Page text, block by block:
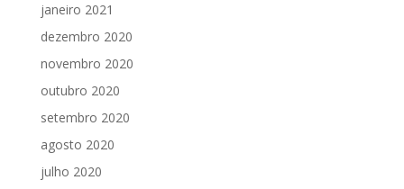
janeiro 2021
dezembro 2020
novembro 2020
outubro 2020
setembro 2020
agosto 2020
julho 2020